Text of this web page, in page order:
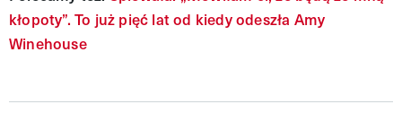
kłopoty”. To już pięć lat od kiedy odeszła Amy
Winehouse